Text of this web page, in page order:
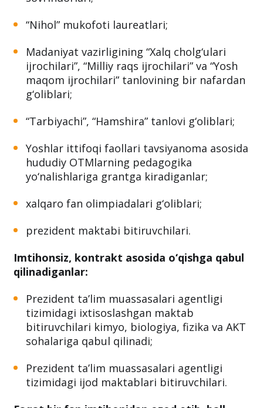
“Nihol” mukofoti laureatlari;
Madaniyat vazirligining “Xalq cholg‘ulari
ijrochilari”, “Milliy raqs ijrochilari” va “Yosh
maqom ijrochilari” tanlovining bir nafardan
g‘oliblari;
“Tarbiyachi”, “Hamshira” tanlovi g‘oliblari;
Yoshlar ittifoqi faollari tavsiyanoma asosida
hududiy OTMlarning pedagogika
yo‘nalishlariga grantga kiradiganlar;
xalqaro fan olimpiadalari g‘oliblari;
prezident maktabi bitiruvchilari.
Imtihonsiz, kontrakt asosida o‘qishga qabul
qilinadiganlar:
Prezident ta’lim muassasalari agentligi
tizimidagi ixtisoslashgan maktab
bitiruvchilari kimyo, biologiya, fizika va AKT
sohalariga qabul qilinadi;
Prezident ta’lim muassasalari agentligi
tizimidagi ijod maktablari bitiruvchilari.